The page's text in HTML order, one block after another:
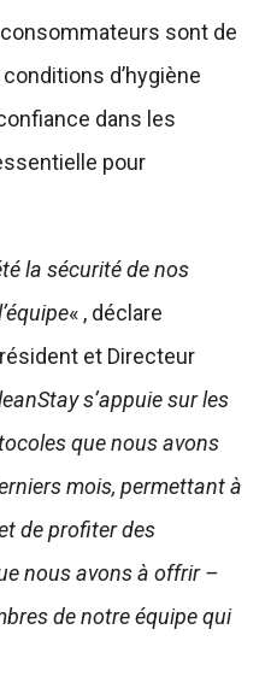
sont de
d’hygiène
dans les
pour
la sécurité de nos
« , déclare
et Directeur
s’appuie sur les
que nous avons
mois, permettant à
de profiter des
nous avons à offrir –
de notre équipe qui